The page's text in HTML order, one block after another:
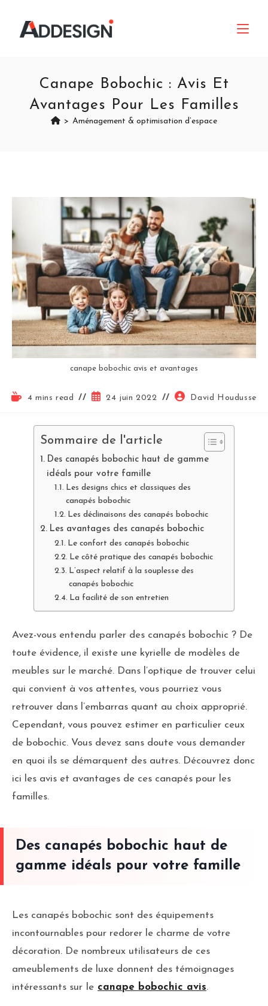
Canape Bobochic : Avis Et
Avantages Pour Les Familles
> Aménagement & optimisation d’espace
canape bobochic avis et avantages
4 mins read 24 juin 2022 David Houdusse
Sommaire de l'article
Des canapés bobochic haut de gamme
idéals pour votre famille
Les designs chics et classiques des
canapés bobochic
Les déclinaisons des canapés bobochic
Les avantages des canapés bobochic
Le confort des canapés bobochic
Le côté pratique des canapés bobochic
L’aspect relatif à la souplesse des
canapés bobochic
La facilité de son entretien
Avez-vous entendu parler des canapés bobochic ? De
toute évidence, il existe une kyrielle de modèles de
meubles sur le marché. Dans l’optique de trouver celui
qui convient à vos attentes, vous pourriez vous
retrouver dans l’embarras quant au choix approprié.
Cependant, vous pouvez estimer en particulier ceux
de bobochic. Vous devez sans doute vous demander
en quoi ils se démarquent des autres. Découvrez donc
ici les avis et avantages de ces canapés pour les
familles.
Des canapés bobochic haut de
gamme idéals pour votre famille
Les canapés bobochic sont des équipements
incontournables pour redorer le charme de votre
décoration. De nombreux utilisateurs de ces
ameublements de luxe donnent des témoignages
intéressants sur
le canape bobochic avis.